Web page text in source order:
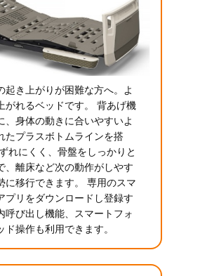
起き上がりが困難な方へ。よ
がれるベッドです。 背あげ機
、身体の動きに合いやすいよ
たプラスボトムラインを搭
れにくく、骨盤をしっかりと
、離床など次の動作がしやす
に移行できます。 専用のスマ
プリをダウンロードし登録す
呼び出し機能、スマートフォ
ド操作も利用できます。